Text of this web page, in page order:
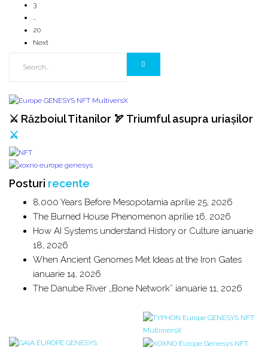
3
…
20
Next
⚔️ Războiul Titanilor 🏹 Triumful asupra uriașilor
⚔️
Posturi recente
8,000 Years Before Mesopotamia aprilie 25, 2026
The Burned House Phenomenon aprilie 16, 2026
How AI Systems understand History or Culture ianuarie
18, 2026
When Ancient Genomes Met Ideas at the Iron Gates
ianuarie 14, 2026
The Danube River „Bone Network” ianuarie 11, 2026